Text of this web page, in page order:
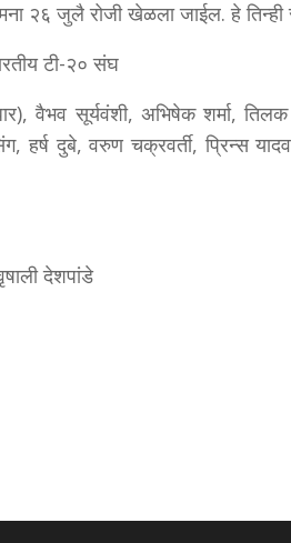
२६ जुलै रोजी खेळला जाईल. हे
टी-२० संघ
वैभव सूर्यवंशी, अभिषेक शर्मा, तिलक
हर्ष दुबे, वरुण चक्रवर्ती, प्रिन्स
देशपांडे